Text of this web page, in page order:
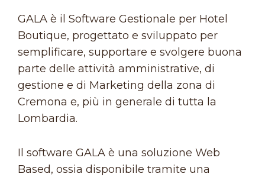
GALA è il Software Gestionale per Hotel
Boutique, progettato e sviluppato per
semplificare, supportare e svolgere buona
parte delle attività amministrative, di
gestione e di Marketing della zona di
Cremona e, più in generale di tutta la
Lombardia.
Il software GALA è una soluzione Web
Based, ossia disponibile tramite una